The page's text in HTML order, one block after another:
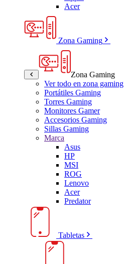
Acer
Zona Gaming
Zona Gaming
Ver todo en zona gaming
Portátiles Gaming
Torres Gaming
Monitores Gamer
Accesorios Gaming
Sillas Gaming
Marca
Asus
HP
MSI
ROG
Lenovo
Acer
Predator
Tabletas